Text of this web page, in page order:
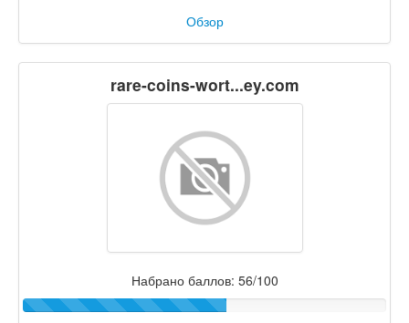
Обзор
rare-coins-wort...ey.com
Набрано баллов: 56/100